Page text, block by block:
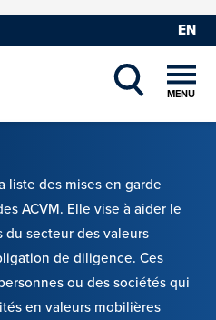
EN
SHOW
MENU
liste des mises en garde
ACVM. Elle vise à aider le
secteur des valeurs
de diligence. Ces
ou des sociétés qui
en valeurs mobilières